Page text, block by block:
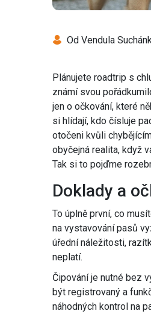
Od Vendula
Plánujete roadtrip s
známí svou
jen o očkování, které
si hlídají, kdo čísluje
otočeni kvůli
obyčejná realita, když
Tak si to pojďme
Doklady a
To úplně první, co
na vystavování pasů
úřední náležitosti,
neplatí.
Čipování je nutné bez
být registrovaný a
náhodných kontrol na